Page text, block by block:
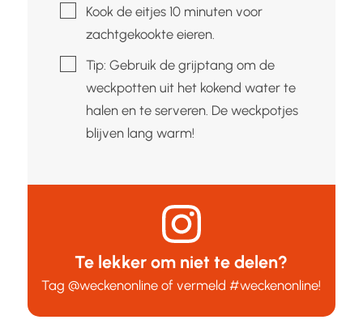
▢Kook de eitjes 10 minuten voor
zachtgekookte eieren.
▢
Tip: Gebruik de grijptang om de
weckpotten uit het kokend water te
halen en te serveren. De weckpotjes
blijven lang warm!
Te lekker om niet te delen?
Tag@weckenonline of vermeld#weckenonline!